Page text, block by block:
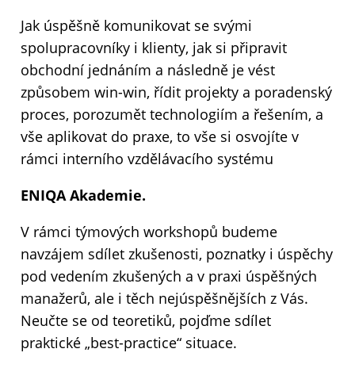
Jak úspěšně komunikovat se svými
spolupracovníky i klienty, jak si připravit
obchodní jednáním a následně je vést
způsobem win-win, řídit projekty a poradenský
proces, porozumět technologiím a řešením, a
vše aplikovat do praxe, to vše si osvojíte v
rámci interního vzdělávacího systému
ENIQA Akademie.
V rámci týmových workshopů budeme
navzájem sdílet zkušenosti, poznatky i úspěchy
pod vedením zkušených a v praxi úspěšných
manažerů, ale i těch nejúspěšnějších z Vás.
Neučte se od teoretiků, pojďme sdílet
praktické „best-practice“ situace.